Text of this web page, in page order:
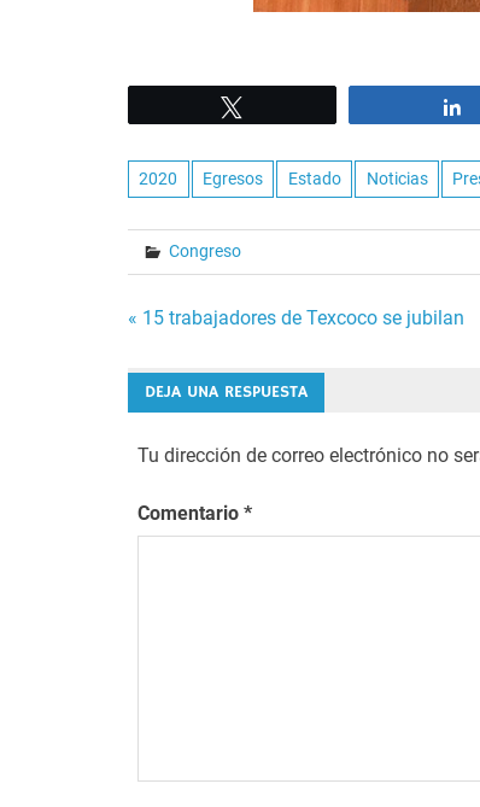
2020 Egresos Estado Noticias
Congreso
Navegación
de
entradas
« 15 trabajadores de Texcoco se jubilan
DEJA UNA RESPUESTA
Tu dirección de correo electrónico no
Comentario *